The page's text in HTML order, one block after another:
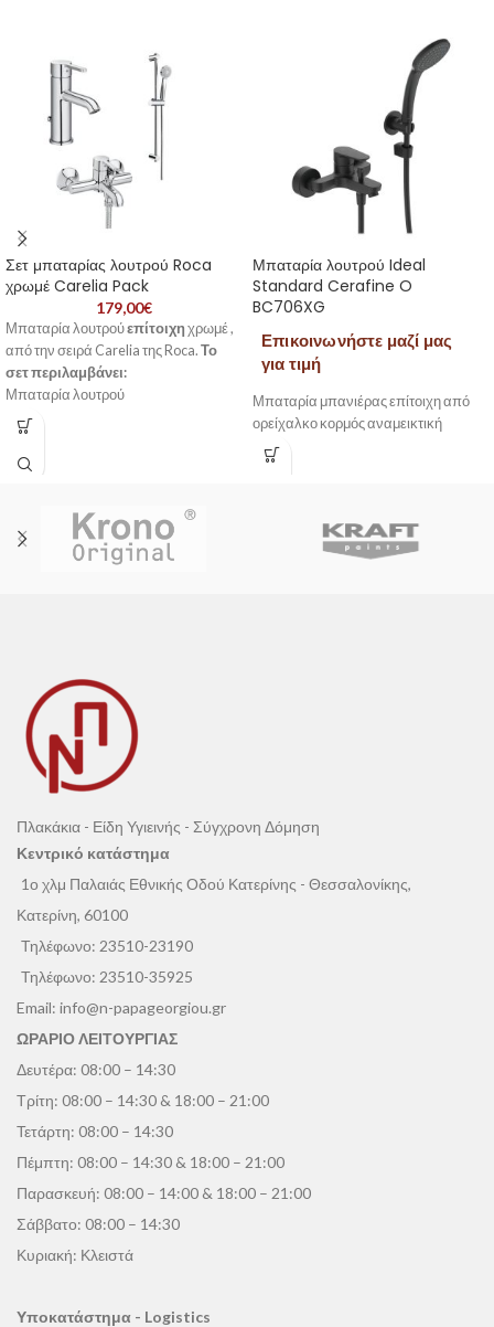
Σετ μπαταρίας λουτρού Roca
χρωμέ Carelia Pack
179,00€
Μπαταρία λουτρούεπίτοιχη χρωμέ ,
από την σειρά Carelia της Roca. Το
σετ περιλαμβάνει:
Μπαταρία λουτρού
Σπιράλ
Τηλέφωνο ντους
Στήριγμα τηλεφώνου
Μπαταρία λουτρού Ideal
Standard Cerafine O
BC706XG
Επικοινωνήστε μαζί μας
για τιμή
Μπαταρία μπανιέρας επίτοιχη από
ορείχαλκο κορμός αναμεικτική
Πλακάκια - Είδη Υγιεινής - Σύγχρονη Δόμηση
Κεντρικό κατάστημα
1ο χλμ Παλαιάς Εθνικής Οδού Κατερίνης - Θεσσαλονίκης,
Κατερίνη, 60100
Τηλέφωνο: 23510-23190
Τηλέφωνο: 23510-35925
Email: info@n-papageorgiou.gr
ΩΡΑΡΙΟ ΛΕΙΤΟΥΡΓΙΑΣ
Δευτέρα: 08:00 – 14:30
Τρίτη: 08:00 – 14:30 & 18:00 – 21:00
Τετάρτη: 08:00 – 14:30
Πέμπτη: 08:00 – 14:30 & 18:00 – 21:00
Παρασκευή: 08:00 – 14:00 & 18:00 – 21:00
Σάββατο: 08:00 – 14:30
Κυριακή: Κλειστά
Υποκατάστημα - Logistics